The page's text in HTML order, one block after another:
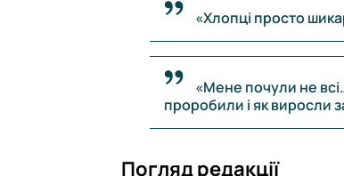
«Хлопці просто
«Мене почули не
проробили і як виросли
Погляд редакції